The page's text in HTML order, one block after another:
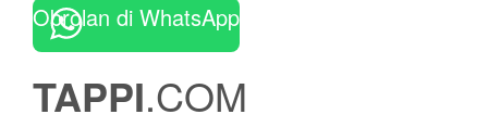
Obrolan di WhatsApp
TAPPI.COM